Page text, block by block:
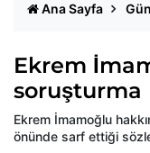
Ana Sayfa
Ekrem
soruşturma
Ekrem İmamoğlu
önünde sarf ettiği